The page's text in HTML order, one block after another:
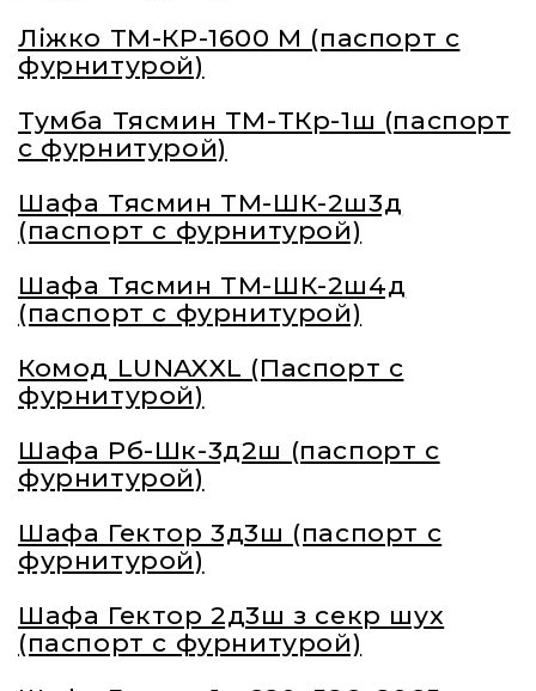
Ліжко ТМ-КР-1600 М (паспорт с
фурнитурой)
Тумба Тясмин ТМ-ТКр-1ш (паспорт
с фурнитурой)
Шафа Тясмин ТМ-ШК-2ш3д
(паспорт с фурнитурой)
Шафа Тясмин ТМ-ШК-2ш4д
(паспорт с фурнитурой)
Комод LUNAXXL (Паспорт с
фурнитурой)
Шафа Рб-Шк-3д2ш (паспорт с
фурнитурой)
Шафа Гектор 3д3ш (паспорт с
фурнитурой)
Шафа Гектор 2д3ш з секр шух
(паспорт с фурнитурой)